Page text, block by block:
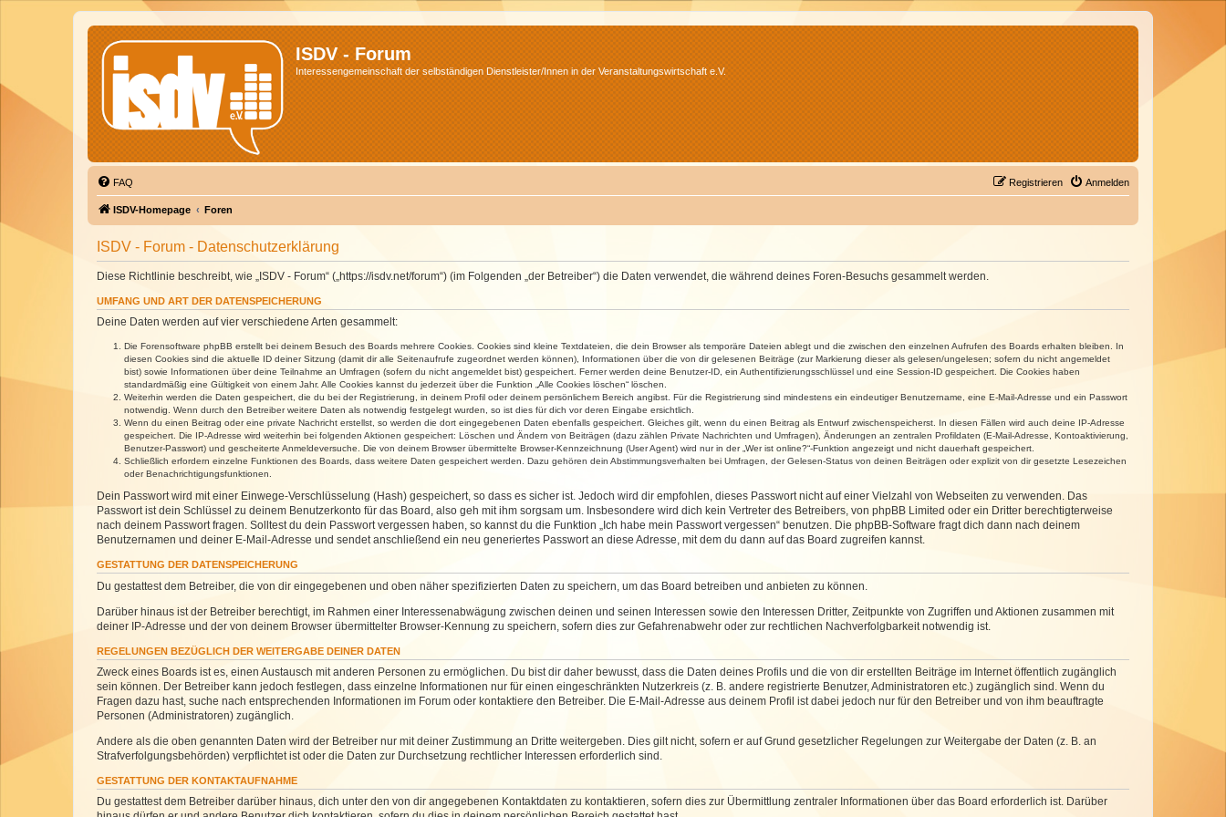
ISDV - Forum
Interessengemeinschaft der selbständigen Dienstleister/Innen in der Veranstaltungswirtschaft e.V.
FAQ Anmelden
Registrieren
ISDV-Homepage Foren
ISDV - Forum - Datenschutzerklärung
Diese Richtlinie beschreibt, wie „ISDV - Forum“ („https://isdv.net/forum“) (im Folgenden „der Betreiber“) die Daten verwendet, die während deines Foren-Besuchs gesammelt werden.
UMFANG UND ART DER DATENSPEICHERUNG
Deine Daten werden auf vier verschiedene Arten gesammelt:
Die Forensoftware phpBB erstellt bei deinem Besuch des Boards mehrere Cookies. Cookies sind kleine Textdateien, die dein Browser als temporäre Dateien ablegt und die zwischen den einzelnen Aufrufen des Boards erhalten bleiben. In
diesen Cookies sind die aktuelle ID deiner Sitzung (damit dir alle Seitenaufrufe zugeordnet werden können), Informationen über die von dir gelesenen Beiträge (zur Markierung dieser als gelesen/ungelesen; sofern du nicht angemeldet
bist) sowie Informationen über deine Teilnahme an Umfragen (sofern du nicht angemeldet bist) gespeichert. Ferner werden deine Benutzer-ID, ein Authentifizierungsschlüssel und eine Session-ID gespeichert. Die Cookies haben
standardmäßig eine Gültigkeit von einem Jahr. Alle Cookies kannst du jederzeit über die Funktion „Alle Cookies löschen“ löschen.
Weiterhin werden die Daten gespeichert, die du bei der Registrierung, in deinem Profil oder deinem persönlichem Bereich angibst. Für die Registrierung sind mindestens ein eindeutiger Benutzername, eine E-Mail-Adresse und ein Passwort
notwendig. Wenn durch den Betreiber weitere Daten als notwendig festgelegt wurden, so ist dies für dich vor deren Eingabe ersichtlich.
Wenn du einen Beitrag oder eine private Nachricht erstellst, so werden die dort eingegebenen Daten ebenfalls gespeichert. Gleiches gilt, wenn du einen Beitrag als Entwurf zwischenspeicherst. In diesen Fällen wird auch deine IP-Adresse
gespeichert. Die IP-Adresse wird weiterhin bei folgenden Aktionen gespeichert: Löschen und Ändern von Beiträgen (dazu zählen Private Nachrichten und Umfragen), Änderungen an zentralen Profildaten (E-Mail-Adresse, Kontoaktivierung,
Benutzer-Passwort) und gescheiterte Anmeldeversuche. Die von deinem Browser übermittelte Browser-Kennzeichnung (User Agent) wird nur in der „Wer ist online?“-Funktion angezeigt und nicht dauerhaft gespeichert.
Schließlich erfordern einzelne Funktionen des Boards, dass weitere Daten gespeichert werden. Dazu gehören dein Abstimmungsverhalten bei Umfragen, der Gelesen-Status von deinen Beiträgen oder explizit von dir gesetzte Lesezeichen
oder Benachrichtigungsfunktionen.
Dein Passwort wird mit einer Einwege-Verschlüsselung (Hash) gespeichert, so dass es sicher ist. Jedoch wird dir empfohlen, dieses Passwort nicht auf einer Vielzahl von Webseiten zu verwenden. Das
Passwort ist dein Schlüssel zu deinem Benutzerkonto für das Board, also geh mit ihm sorgsam um. Insbesondere wird dich kein Vertreter des Betreibers, von phpBB Limited oder ein Dritter berechtigterweise
nach deinem Passwort fragen. Solltest du dein Passwort vergessen haben, so kannst du die Funktion „Ich habe mein Passwort vergessen“ benutzen. Die phpBB-Software fragt dich dann nach deinem
Benutzernamen und deiner E-Mail-Adresse und sendet anschließend ein neu generiertes Passwort an diese Adresse, mit dem du dann auf das Board zugreifen kannst.
GESTATTUNG DER DATENSPEICHERUNG
Du gestattest dem Betreiber, die von dir eingegebenen und oben näher spezifizierten Daten zu speichern, um das Board betreiben und anbieten zu können.
Darüber hinaus ist der Betreiber berechtigt, im Rahmen einer Interessenabwägung zwischen deinen und seinen Interessen sowie den Interessen Dritter, Zeitpunkte von Zugriffen und Aktionen zusammen mit
deiner IP-Adresse und der von deinem Browser übermittelter Browser-Kennung zu speichern, sofern dies zur Gefahrenabwehr oder zur rechtlichen Nachverfolgbarkeit notwendig ist.
REGELUNGEN BEZÜGLICH DER WEITERGABE DEINER DATEN
Zweck eines Boards ist es, einen Austausch mit anderen Personen zu ermöglichen. Du bist dir daher bewusst, dass die Daten deines Profils und die von dir erstellten Beiträge im Internet öffentlich zugänglich
sein können. Der Betreiber kann jedoch festlegen, dass einzelne Informationen nur für einen eingeschränkten Nutzerkreis (z. B. andere registrierte Benutzer, Administratoren etc.) zugänglich sind. Wenn du
Fragen dazu hast, suche nach entsprechenden Informationen im Forum oder kontaktiere den Betreiber. Die E-Mail-Adresse aus deinem Profil ist dabei jedoch nur für den Betreiber und von ihm beauftragte
Personen (Administratoren) zugänglich.
Andere als die oben genannten Daten wird der Betreiber nur mit deiner Zustimmung an Dritte weitergeben. Dies gilt nicht, sofern er auf Grund gesetzlicher Regelungen zur Weitergabe der Daten (z. B. an
Strafverfolgungsbehörden) verpflichtet ist oder die Daten zur Durchsetzung rechtlicher Interessen erforderlich sind.
GESTATTUNG DER KONTAKTAUFNAHME
Du gestattest dem Betreiber darüber hinaus, dich unter den von dir angegebenen Kontaktdaten zu kontaktieren, sofern dies zur Übermittlung zentraler Informationen über das Board erforderlich ist. Darüber